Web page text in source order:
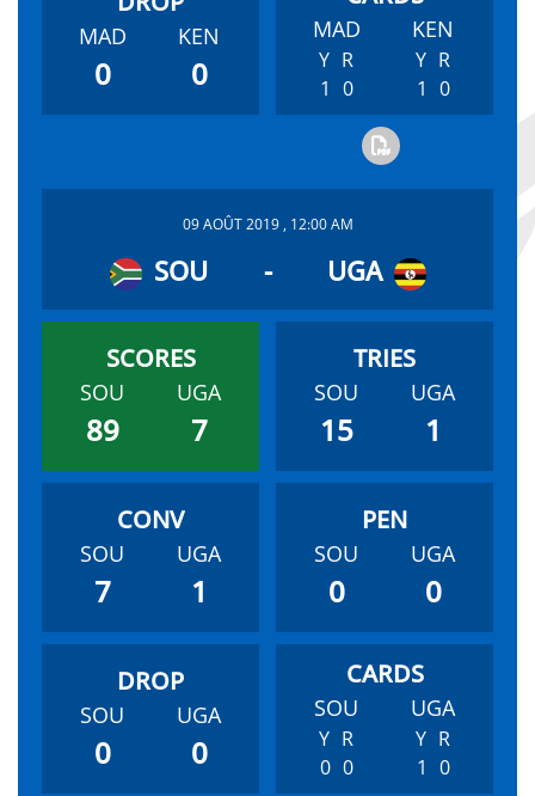
MAD KEN
0 0
MAD KEN
Y R
1 0
Y R
1 0
09 AOÛT 2019 , 12:00 AM
SOU - UGA
SOU UGA
89 7
SOU UGA
15 1
SOU UGA
7 1
SOU UGA
0 0
SOU UGA
0 0
SOU UGA
Y R
0 0
Y R
1 0